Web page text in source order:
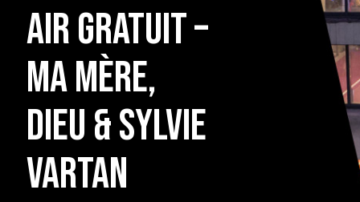
air gratuit –
Ma mère,
Dieu & Sylvie
Vartan